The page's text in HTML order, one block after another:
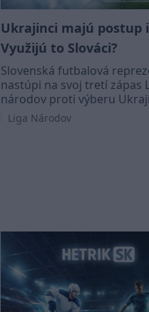
Ukrajinci majú postup
Využijú to Slováci?
Slovenská futbalová
nastúpi na svoj tretí zápas
národov proti výberu
Liga Národov